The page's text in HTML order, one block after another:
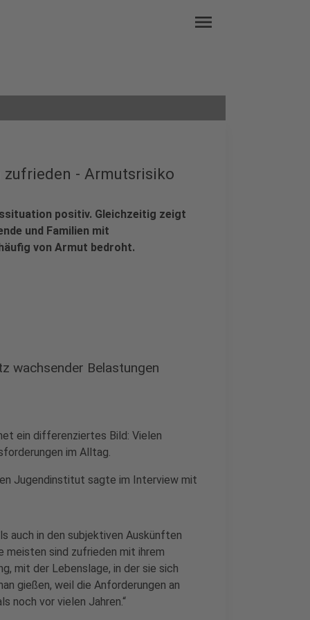
menu
zufrieden - Armutsrisiko
positiv. Gleichzeitig zeigt
und Familien mit
von Armut bedroht.
wachsender Belastungen
ein differenziertes Bild: Vielen
im Alltag.
Jugendinstitut sagte im Interview mit
auch in den subjektiven Auskünften
meisten sind zufrieden mit ihrem
mit der Lebenslage, in der sie sich
gießen, weil die Anforderungen an
noch vor vielen Jahren.“